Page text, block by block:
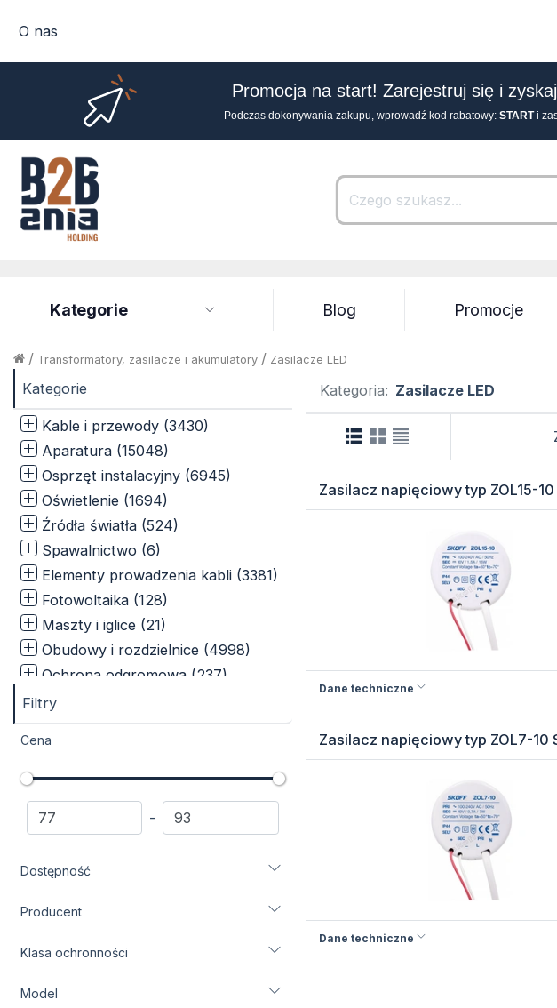
O nas
Promocja na start! Zarejestruj się i
Podczas dokonywania zakupu, wprowadź kod rabatowy: STARTi
Kategorie Blog Promocje
Zasilacze LED
/
Transformatory, zasilacze i akumulatory
/
Kategorie
Kable i przewody (3430)
Aparatura (15048)
Osprzęt instalacyjny (6945)
Oświetlenie (1694)
Źródła światła (524)
Spawalnictwo (6)
Elementy prowadzenia kabli (3381)
Fotowoltaika (128)
Maszty i iglice (21)
Obudowy i rozdzielnice (4998)
Ochrona odgromowa (237)
Narzędzia, multimery i mierniki
(283)
Puszki i rozgałęźniki (2983)
Ogrzewanie i wentylacja (115)
Transformatory, zasilacze i
akumulatory (61)
Przetwornice i ładowarki (7)
Przedłużacze (238)
Smart home (269)
Filtry
Cena
-
Dostępność
Producent
Klasa ochronności
Model
Kategoria: Zasilacze LED
Zasilacz napięciowy typ ZOL15-10
Dane techniczne
Zasilacz napięciowy typ ZOL7-10
Dane techniczne